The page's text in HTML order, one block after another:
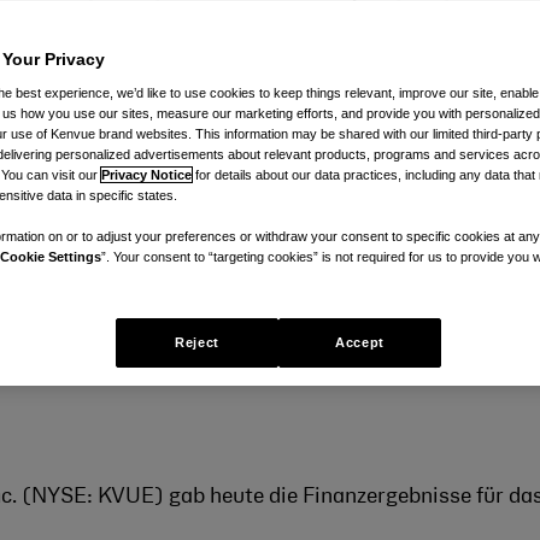
Aktie betrug 0,22 $; der
$.
strategischer Alternativen
zur Beschleunigung des
Führungsteam
für das GJ 2025
(NYSE: KVUE) gab heute die Finanzergebnisse für
Privacy
best experience, we’d like to use cookies to keep things relevant, improve our site,
how you use our sites, measure our marketing efforts, and provide you with
use of Kenvue brand websites. This information may be shared with our limited third-party
personalized advertisements about relevant products, programs and services
can visit our Privacy Notice for details about our data practices, including any data that
data in specific states.
on or to adjust your preferences or withdraw your consent to specific cookies at
Settings”. Your consent to “targeting cookies” is not required for us to provide you
Reject Accept